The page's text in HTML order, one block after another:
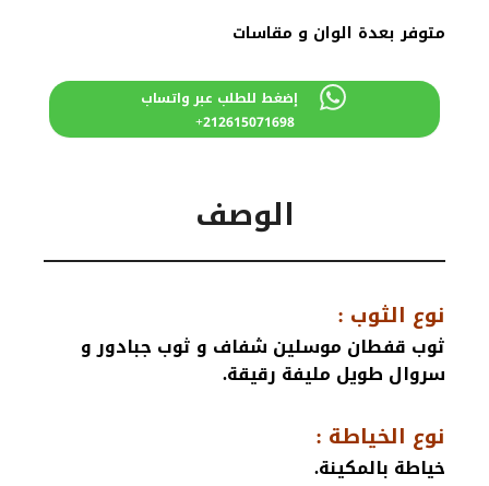
متوفر بعدة الوان و مقاسات
إضغط للطلب عبر واتساب
212615071698+
الوصف
نوع الثوب :
ثوب قفطان موسلين شفاف و ثوب جبادور و
سروال طويل مليفة رقيقة.
نوع الخياطة :
خياطة بالمكينة.